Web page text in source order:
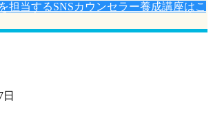
担当するSNSカウンセラー養成講座はこ